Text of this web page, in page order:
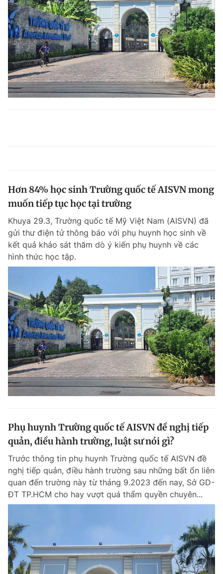
Hơn 84% học sinh Trường quốc tế AISVN mong
muốn tiếp tục học tại trường
Khuya 29.3, Trường quốc tế Mỹ Việt Nam (AISVN) đã
gửi thư điện tử thông báo với phụ huynh học sinh về
kết quả khảo sát thăm dò ý kiến phụ huynh về các
hình thức học tập.
Phụ huynh Trường quốc tế AISVN đề nghị tiếp
quản, điều hành trường, luật sư nói gì?
Trước thông tin phụ huynh Trường quốc tế AISVN đề
nghị tiếp quản, điều hành trường sau những bất ổn liên
quan đến trường này từ tháng 9.2023 đến nay, Sở GD-
ĐT TP.HCM cho hay vượt quá thẩm quyền chuyên...